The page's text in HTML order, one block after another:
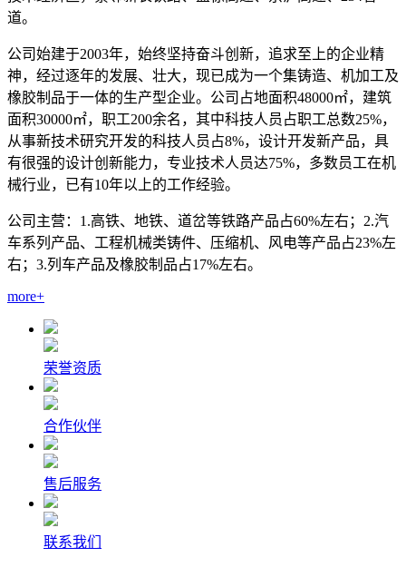
道。
公司始建于2003年，始终坚持奋斗创新，追求至上的企业精
神，经过逐年的发展、壮大，现已成为一个集铸造、机加工及
橡胶制品于一体的生产型企业。公司占地面积48000㎡，建筑
面积30000㎡，职工200余名，其中科技人员占职工总数25%，
从事新技术研究开发的科技人员占8%，设计开发新产品，具
有很强的设计创新能力，专业技术人员达75%，多数员工在机
械行业，已有10年以上的工作经验。
公司主营：1.高铁、地铁、道岔等铁路产品占60%左右；2.汽
车系列产品、工程机械类铸件、压缩机、风电等产品占23%左
右；3.列车产品及橡胶制品占17%左右。
more+
荣誉资质
合作伙伴
售后服务
联系我们